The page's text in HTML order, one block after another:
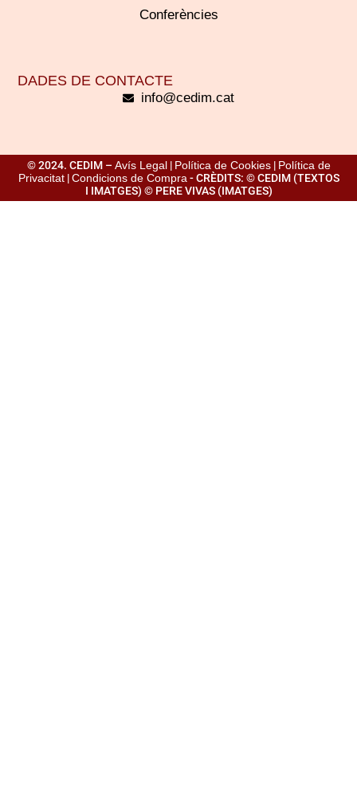
DADES DE CONTACTE
info@cedim.cat
Conferències
© 2024. CEDIM – Avís Legal| Política de Cookies| Política de
Privacitat|Condicions de Compra - CRÈDITS: © CEDIM (TEXTOS
I IMATGES) © PERE VIVAS (IMATGES)